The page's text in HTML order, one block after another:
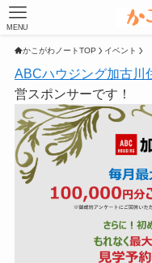
MENU
かこがわノートTOP イベント
ABCハウジング加古川
営スポンサーです！